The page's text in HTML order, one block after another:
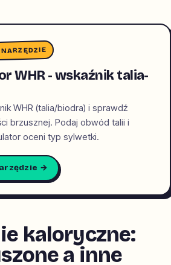
WHR - wskaźnik talia-
WHR (talia/biodra) i sprawdź
brzusznej. Podaj obwód talii i
oceni typ sylwetki.
→
kaloryczne:
a inne